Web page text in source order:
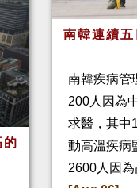
的
南韓連續
南韓疾病管
200人因為
求醫，其中
動高溫疾病
2600人因